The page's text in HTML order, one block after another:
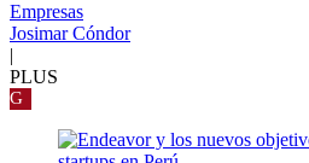
Empresas
Josimar Cóndor
|
PLUS
G